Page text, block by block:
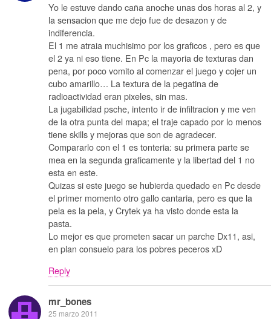
Yo le estuve dando caña anoche unas dos horas al 2, y
la sensacion que me dejo fue de desazon y de
indiferencia.
El 1 me atraia muchisimo por los graficos , pero es que
el 2 ya ni eso tiene. En Pc la mayoria de texturas dan
pena, por poco vomito al comenzar el juego y cojer un
cubo amarillo… La textura de la pegatina de
radioactividad eran pixeles, sin mas.
La jugabilidad psche, intento ir de infiltracion y me ven
de la otra punta del mapa; el traje capado por lo menos
tiene skills y mejoras que son de agradecer.
Compararlo con el 1 es tonteria: su primera parte se
mea en la segunda graficamente y la libertad del 1 no
esta en este.
Quizas si este juego se hubierda quedado en Pc desde
el primer momento otro gallo cantaria, pero es que la
pela es la pela, y Crytek ya ha visto donde esta la
pasta.
Lo mejor es que prometen sacar un parche Dx11, asi,
en plan consuelo para los pobres peceros xD
Reply
mr_bones
25 marzo 2011